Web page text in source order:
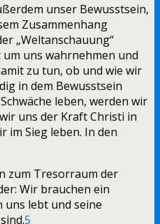
unser Bewusstsein,
Zusammenhang
„Weltanschauung“
uns wahrnehmen und
zu tun, ob und wie wir
in dem Bewusstsein
leben, werden wir
uns der Kraft Christi in
im Sieg leben. In den
zum Tresorraum der
Wir brauchen ein
uns lebt und seine
5